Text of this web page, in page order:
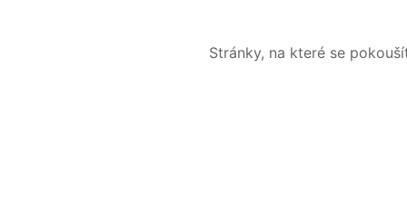
Stránky, na které se